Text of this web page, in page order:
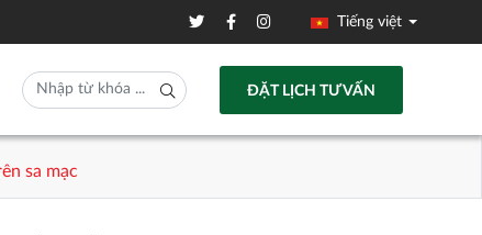
Tiếng việt
ĐẶT LỊCH TƯ VẤN
sa mạc